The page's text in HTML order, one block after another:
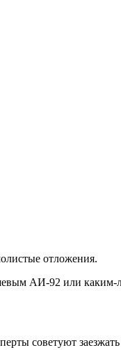
отложения.
АИ-92 или
советуют